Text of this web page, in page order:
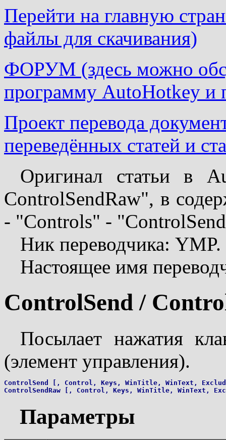
Перейти на главную
файлы для скачивания)
ФОРУМ (здесь можно
программу AutoHotkey и
Проект перевода
переведённых статей и
Оригинал статьи в
ControlSendRaw", в
- "Controls" -
Ник переводчика: YMP.
Настоящее имя
ControlSend /
Посылает нажатия
(элемент управления).
ControlSend [, Control, Keys, WinTitle, WinText,
Параметры